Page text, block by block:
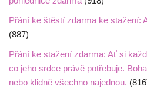
Přání ke štěstí zdarma ke stažení:
(887)
Přání ke stažení zdarma: Ať si
co jeho srdce právě potřebuje.
nebo klidně všechno najednou.